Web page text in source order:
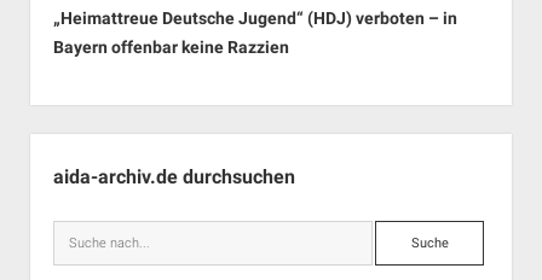
„Heimattreue Deutsche Jugend“ (HDJ) verboten – in
Bayern offenbar keine Razzien
aida-archiv.de durchsuchen
Suche